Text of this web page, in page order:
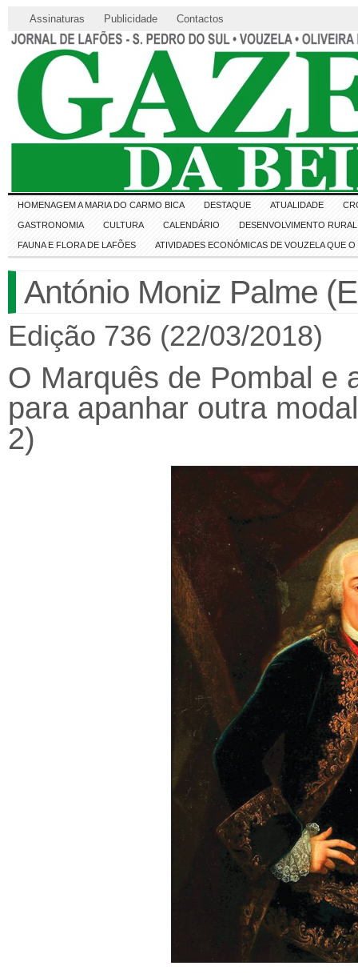
Assinaturas Publicidade Contactos
HOMENAGEM A MARIA DO CARMO BICA DESTAQUE ATUALIDADE
GASTRONOMIA CULTURA CALENDÁRIO DESENVOLVIMENTO RURAL
FAUNA E FLORA DE LAFÕES ATIVIDADES ECONÓMICAS DE VOUZELA QUE
António Moniz Palme
Edição 736 (22/03/2018)
O Marquês de Pombal e
para apanhar outra
2)